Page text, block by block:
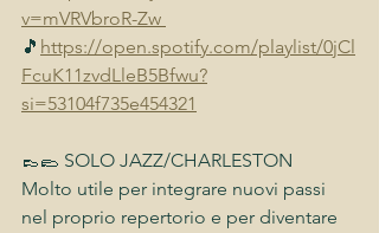
v=mVRVbroR-Zw
🎵 https://open.spotify.com/playlist/0jCl
FcuK11zvdLleB5Bfwu?
si=53104f735e454321
👞🥿 SOLO JAZZ/CHARLESTON
Molto utile per integrare nuovi passi
nel proprio repertorio e per diventare